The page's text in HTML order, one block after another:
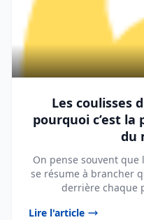
Les coulisses
pourquoi c’est
du
On pense souvent
se résume à brancher
derrière chaque
Lire l'article